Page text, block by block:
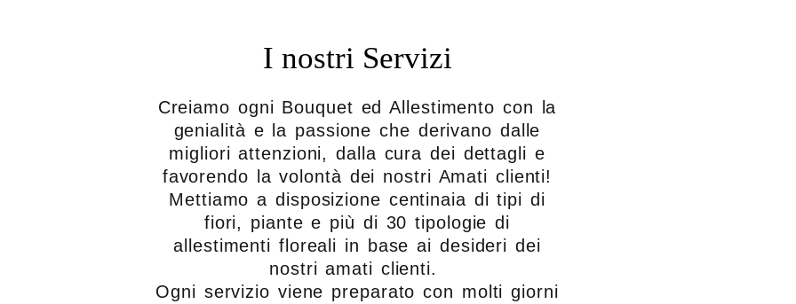
I nostri Servizi
Creiamo ogni Bouquet ed Allestimento con la
genialità e la passione che derivano dalle
migliori attenzioni, dalla cura dei dettagli e
favorendo la volontà dei nostri Amati clienti!
Mettiamo a disposizione centinaia di tipi di
fiori, piante e più di 30 tipologie di
allestimenti floreali in base ai desideri dei
nostri amati clienti.
Ogni servizio viene preparato con molti giorni